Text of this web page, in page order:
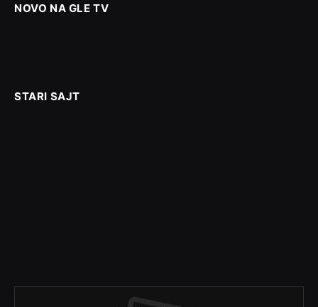
NOVO NA GLE TV
STARI SAJT